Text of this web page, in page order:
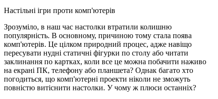
Настільні ігри проти комп'ютерів
Зрозуміло, в наш час настолки втратили колишню
популярність. В основному, причиною тому стала поява
комп'ютерів. Це цілком природний процес, адже навіщо
пересувати нудні статичні фігурки по столу або читати
заклинання по картках, коли все це можна побачити наживо
на екрані ПК, телефону або планшета? Однак багато хто
погодиться, що комп'ютерні проекти ніколи не зможуть
повністю витіснити настолки. У чому ж плюси останніх?